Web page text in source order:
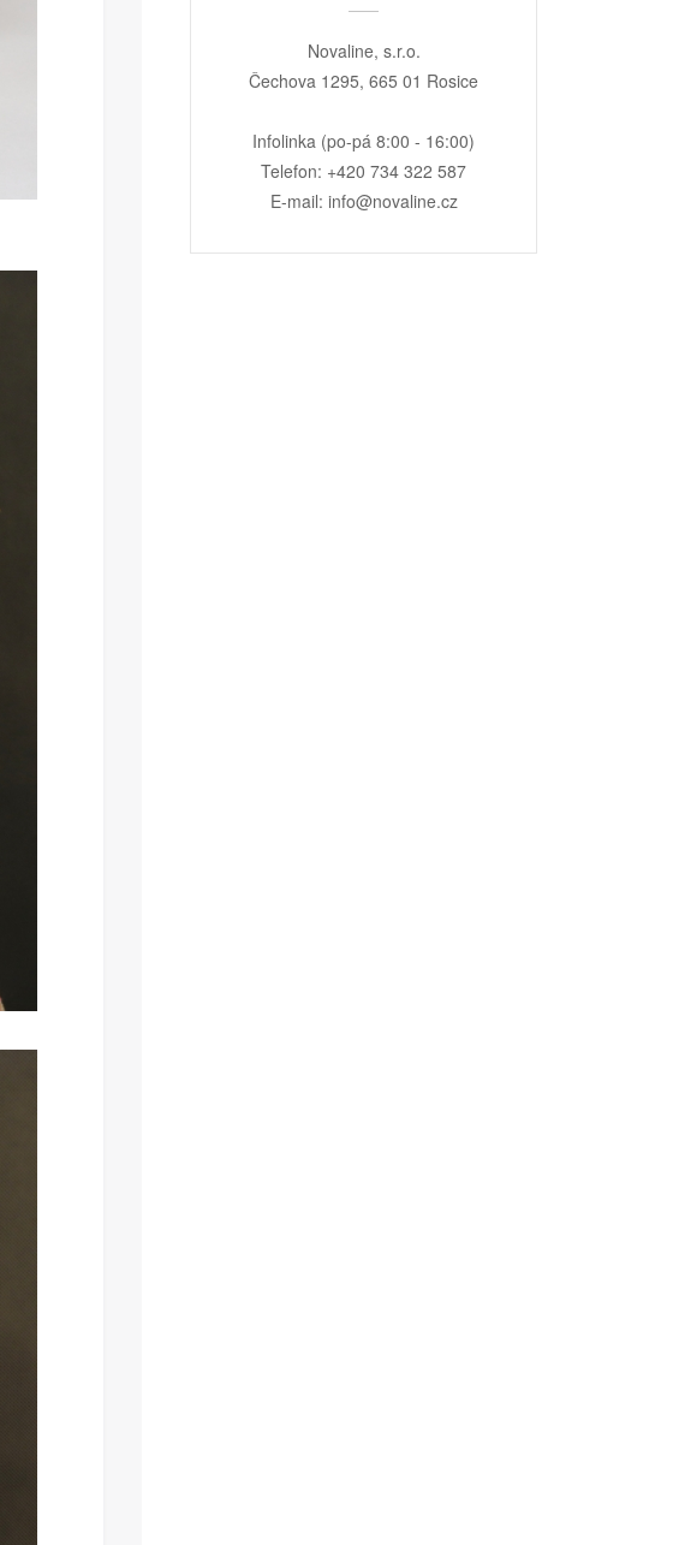
Novaline, s.r.o.
Čechova 1295, 665 01 Rosice
Infolinka (po-pá 8:00 - 16:00)
Telefon: +420 734 322 587
E-mail: info@novaline.cz